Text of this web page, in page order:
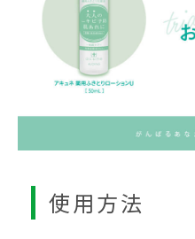
使用方法